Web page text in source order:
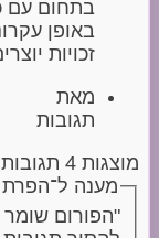
בתחום עם
באופן
זכויות
מאת
תגובות
מוצגות 4 תגובות – 1 עד 4 (מתוך 4 סה״כ)
מענה ל־הפרת
"הפורום